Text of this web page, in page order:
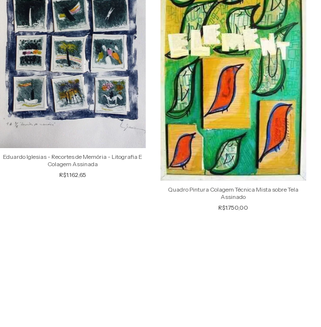
Eduardo Iglesias - Recortes de Memória - Litografia E
Colagem Assinada
R$1.162,65
Quadro Pintura Colagem Técnica Mista sobre Tela
Assinado
R$1.750,00